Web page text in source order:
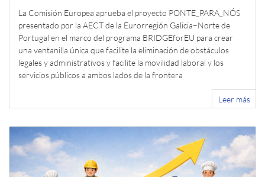
La Comisión Europea aprueba el proyecto PONTE_PARA_NÓS
presentado por la AECT de la Eurorregión Galicia–Norte de
Portugal en el marco del programa BRIDGEforEU para crear
una ventanilla única que facilite la eliminación de obstáculos
legales y administrativos y facilite la movilidad laboral y los
servicios públicos a ambos lados de la frontera
Leer más